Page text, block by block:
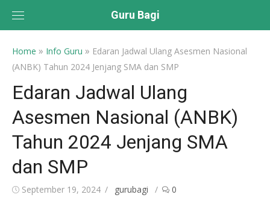
Guru Bagi
Home » Info Guru » Edaran Jadwal Ulang Asesmen Nasional
(ANBK) Tahun 2024 Jenjang SMA dan SMP
Edaran Jadwal Ulang
Asesmen Nasional (ANBK)
Tahun 2024 Jenjang SMA
dan SMP
Posted
September 19, 2024 Author
gurubagi 0